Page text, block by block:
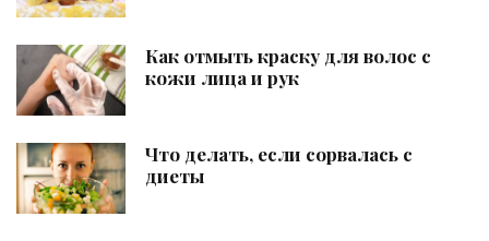
Как отмыть краску для волос с
кожи лица и рук
Что делать, если сорвалась с
диеты